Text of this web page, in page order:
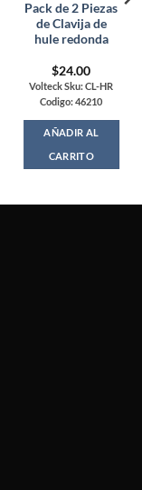
Pack de 2 Piezas
de Clavija de
hule redonda
$24.00
Volteck Sku: CL-HR
Codigo: 46210
AÑADIR AL
CARRITO